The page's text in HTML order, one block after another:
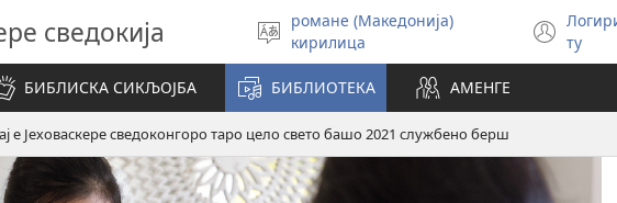
сведокија
чхиб
романе (Македонија)
кирилица
ту
new
БИБЛИСКА СИКЉОЈБА БИБЛИОТЕКА АМЕНГЕ
е Јеховаскере сведоконгоро таро цело свето башо 2021 службено берш